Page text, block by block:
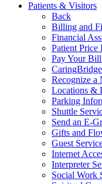
Patients & Visitors
Back
Billing and
Financial
Patient Price
Pay Your
CaringBridge
Recognize a
Locations &
Parking
Shuttle
Send an E-
Gifts and
Guest
Internet
Interpreter
Social Work